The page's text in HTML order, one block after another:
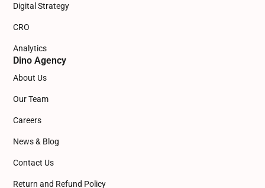
Digital Strategy
CRO
Analytics
Dino Agency
About Us
Our Team
Careers
News & Blog
Contact Us
Return and Refund Policy